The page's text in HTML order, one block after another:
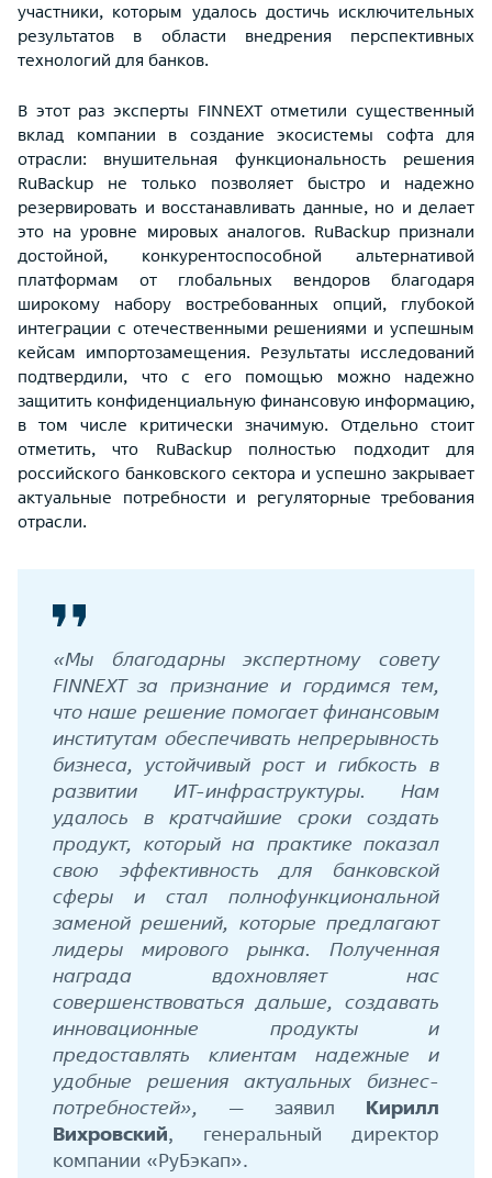
участники, которым удалось достичь исключительных
результатов в области внедрения перспективных
технологий для банков.
В этот раз эксперты FINNEXT отметили существенный
вклад компании в создание экосистемы софта для
отрасли: внушительная функциональность решения
RuBackup не только позволяет быстро и надежно
резервировать и восстанавливать данные, но и делает
это на уровне мировых аналогов. RuBackup признали
достойной, конкурентоспособной альтернативой
платформам от глобальных вендоров благодаря
широкому набору востребованных опций, глубокой
интеграции с отечественными решениями и успешным
кейсам импортозамещения. Результаты исследований
подтвердили, что с его помощью можно надежно
защитить конфиденциальную финансовую информацию,
в том числе критически значимую. Отдельно стоит
отметить, что RuBackup полностью подходит для
российского банковского сектора и успешно закрывает
актуальные потребности и регуляторные требования
отрасли.
«Мы благодарны экспертному совету
FINNEXT за признание и гордимся тем,
что наше решение помогает финансовым
институтам обеспечивать непрерывность
бизнеса, устойчивый рост и гибкость в
развитии ИТ-инфраструктуры. Нам
удалось в кратчайшие сроки создать
продукт, который на практике показал
свою эффективность для банковской
сферы и стал полнофункциональной
заменой решений, которые предлагают
лидеры мирового рынка. Полученная
награда вдохновляет нас
совершенствоваться дальше, создавать
инновационные продукты и
предоставлять клиентам надежные и
удобные решения актуальных бизнес-
потребностей»,
— заявил Кирилл
Вихровский , генеральный директор
компании «РуБэкап».